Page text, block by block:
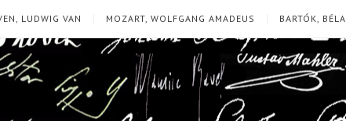
LUDWIG VAN MOZART, WOLFGANG AMADEUS BARTÓK, BÉLA